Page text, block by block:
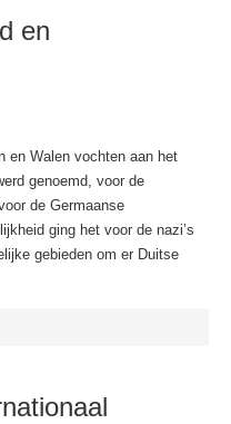
en
en Walen vochten aan het
genoemd, voor de
de Germaanse
ging het voor de nazi’s
gebieden om er Duitse